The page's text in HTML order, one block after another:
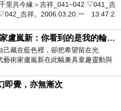
里共今緣＞吉祥_041~042 ▽041_吉
吉祥。2006.03.20.一 13:47:2
當代藝術家盧嵐新：你看到的是我的輪廓，還是你的故事？——藏在藍色裡的希望與光
己藏在藍色裡，卻把希望留在光
藝術家盧嵐新在此幅兼具童趣靈動與
作中，用湛藍的羽翼般色塊包覆著
即覺，亦無漸次